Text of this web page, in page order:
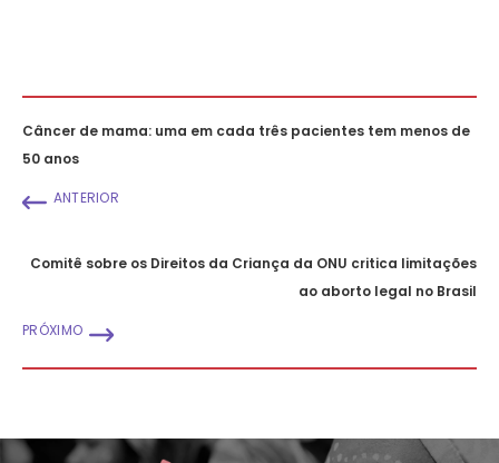
Câncer de mama: uma em cada três pacientes tem menos de
50 anos
ANTERIOR
Comitê sobre os Direitos da Criança da ONU critica limitações
ao aborto legal no Brasil
PRÓXIMO